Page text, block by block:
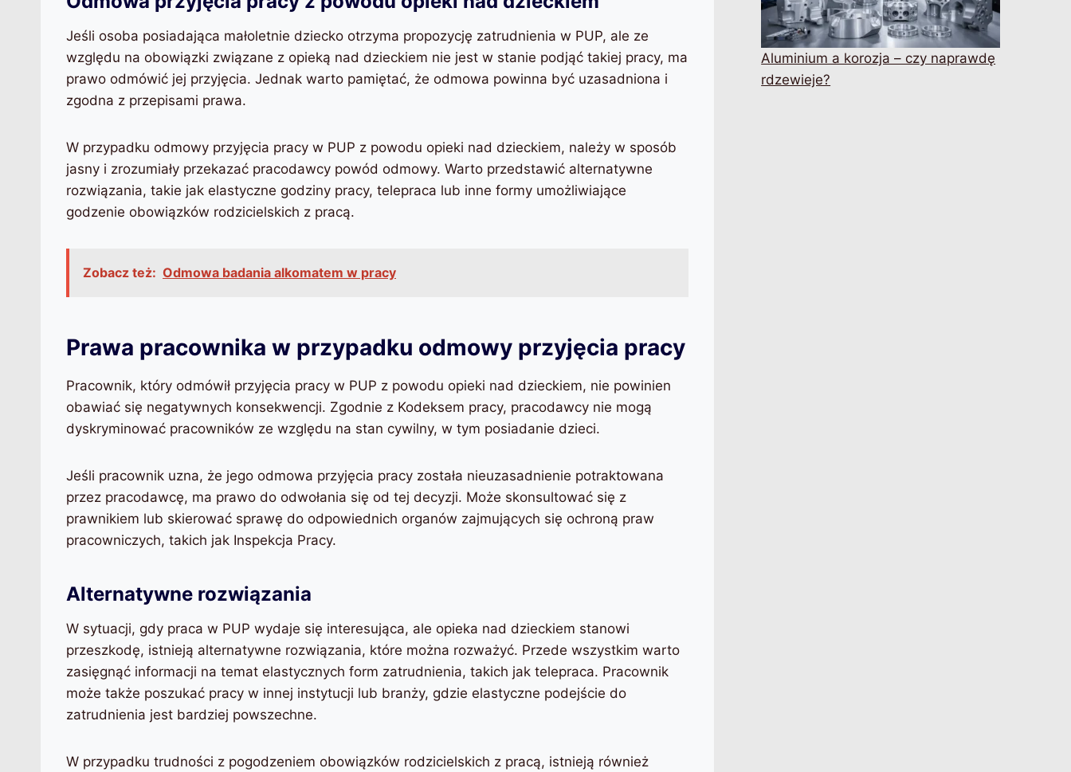
Jeśli osoba posiadająca małoletnie dziecko otrzyma propozycję zatrudnienia w PUP, ale ze
względu na obowiązki związane z opieką nad dzieckiem nie jest w stanie podjąć takiej pracy, ma
prawo odmówić jej przyjęcia. Jednak warto pamiętać, że odmowa powinna być uzasadniona i
zgodna z przepisami prawa.
W przypadku odmowy przyjęcia pracy w PUP z powodu opieki nad dzieckiem, należy w sposób
jasny i zrozumiały przekazać pracodawcy powód odmowy. Warto przedstawić alternatywne
rozwiązania, takie jak elastyczne godziny pracy, telepraca lub inne formy umożliwiające
godzenie obowiązków rodzicielskich z pracą.
Zobacz też: Odmowa badania alkomatem w pracy
Prawa pracownika w przypadku odmowy przyjęcia pracy
Pracownik, który odmówił przyjęcia pracy w PUP z powodu opieki nad dzieckiem, nie powinien
obawiać się negatywnych konsekwencji. Zgodnie z Kodeksem pracy, pracodawcy nie mogą
dyskryminować pracowników ze względu na stan cywilny, w tym posiadanie dzieci.
Jeśli pracownik uzna, że jego odmowa przyjęcia pracy została nieuzasadnienie potraktowana
przez pracodawcę, ma prawo do odwołania się od tej decyzji. Może skonsultować się z
prawnikiem lub skierować sprawę do odpowiednich organów zajmujących się ochroną praw
pracowniczych, takich jak Inspekcja Pracy.
Alternatywne rozwiązania
W sytuacji, gdy praca w PUP wydaje się interesująca, ale opieka nad dzieckiem stanowi
przeszkodę, istnieją alternatywne rozwiązania, które można rozważyć. Przede wszystkim warto
zasięgnąć informacji na temat elastycznych form zatrudnienia, takich jak telepraca. Pracownik
może także poszukać pracy w innej instytucji lub branży, gdzie elastyczne podejście do
zatrudnienia jest bardziej powszechne.
W przypadku trudności z pogodzeniem obowiązków rodzicielskich z pracą, istnieją również
Aluminium a korozja – czy naprawdę
rdzewieje?